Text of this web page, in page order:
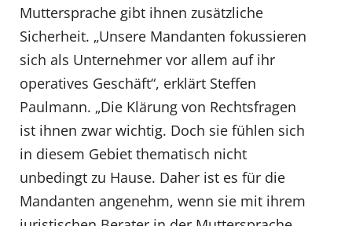
Muttersprache gibt ihnen zusätzliche
Sicherheit. „Unsere Mandanten fokussieren
sich als Unternehmer vor allem auf ihr
operatives Geschäft“, erklärt Steffen
Paulmann. „Die Klärung von Rechtsfragen
ist ihnen zwar wichtig. Doch sie fühlen sich
in diesem Gebiet thematisch nicht
unbedingt zu Hause. Daher ist es für die
Mandanten angenehm, wenn sie mit ihrem